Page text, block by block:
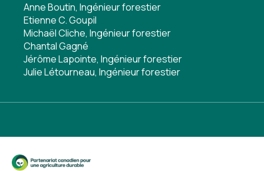
Anne Boutin, Ingénieur forestier
Etienne C. Goupil
Michaël Cliche, Ingénieur forestier
Chantal Gagné
Jérôme Lapointe, Ingénieur forestier
Julie Létourneau, Ingénieur forestier